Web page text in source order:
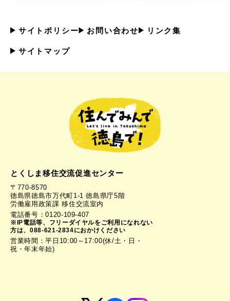
サイトポリシー お問い合わせ リンク集
サイトマップ
とくしま移住交流促進センター
〒770-8570
徳島県徳島市万代町1-1 徳島県庁5階
労働雇用政策課 移住交流室内
電話番号：0120-109-407
※IP電話等、フリーダイヤルをご利用になれない
方は、088-621-2834におかけください
営業時間：平日10:00～17:00(休/土・日・
祝・年末年始)